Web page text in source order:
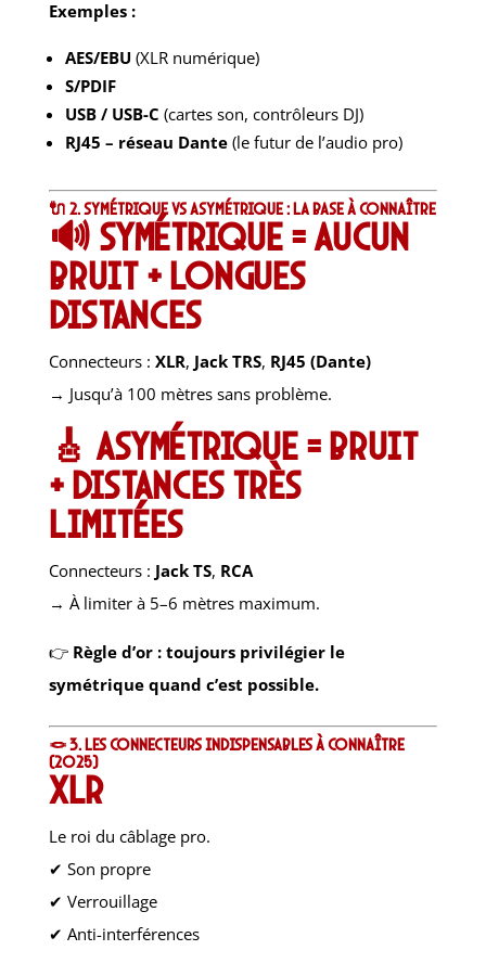
Exemples :
AES/EBU (XLR numérique)
S/PDIF
USB / USB-C (cartes son, contrôleurs DJ)
RJ45 – réseau Dante(le futur de l’audio pro)
🔌 2. Symétrique vs asymétrique : la base à connaître
🔊 Symétrique = aucun
bruit + longues
distances
Connecteurs : XLR, Jack TRS, RJ45 (Dante)
→ Jusqu’à 100 mètres sans problème.
🎸 Asymétrique = bruit
+ distances très
limitées
Connecteurs : Jack TS, RCA
→ À limiter à 5–6 mètres maximum.
👉 Règle d’or : toujours privilégier le
symétrique quand c’est possible.
🪢 3. Les connecteurs indispensables à connaître
(2025)
XLR
Le roi du câblage pro.
✔ Son propre
✔ Verrouillage
✔ Anti-interférences